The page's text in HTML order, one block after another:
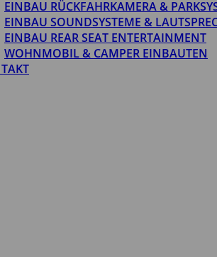
EINBAU RÜCKFAHRKAMERA &
EINBAU SOUNDSYSTEME &
EINBAU REAR SEAT ENTERTAINMENT
WOHNMOBIL & CAMPER EINBAUTEN